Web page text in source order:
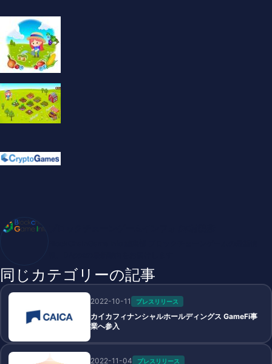
同じカテゴリーの記事
2022-10-11 プレスリリース
カイカフィナンシャルホールディングス GameFi事
業へ参入
2022-11-04 プレスリリース